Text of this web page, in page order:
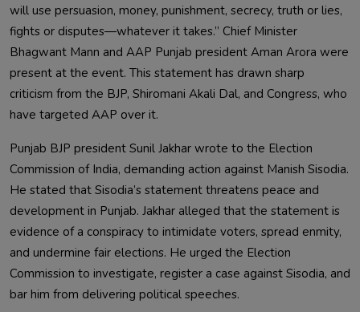
will use persuasion, money, punishment, secrecy, truth or lies,
fights or disputes—whatever it takes.” Chief Minister
Bhagwant Mann and AAP Punjab president Aman Arora were
present at the event. This statement has drawn sharp
criticism from the BJP, Shiromani Akali Dal, and Congress, who
have targeted AAP over it.
Punjab BJP president Sunil Jakhar wrote to the Election
Commission of India, demanding action against Manish Sisodia.
He stated that Sisodia’s statement threatens peace and
development in Punjab. Jakhar alleged that the statement is
evidence of a conspiracy to intimidate voters, spread enmity,
and undermine fair elections. He urged the Election
Commission to investigate, register a case against Sisodia, and
bar him from delivering political speeches.